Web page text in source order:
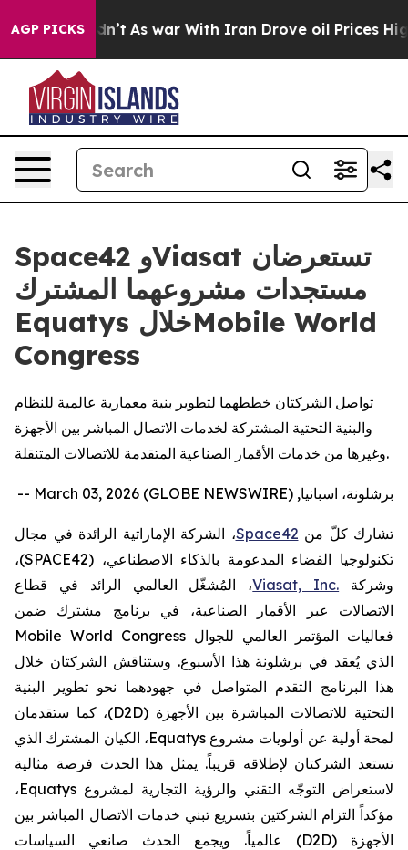
AGP PICKS
Didn’t As war With Iran Drove oil Prices Higher,
Space42 وViasat تستعرضان
مستجدات مشروعهما المشترك
Equatys خلالMobile World
Congress
تواصل الشركتان خططهما لتطوير بنية معمارية عالمية للنظام
والبنية التحتية المشتركة لخدمات الاتصال المباشر بين الأجهزة
وغيرها من خدمات الأقمار الصناعية المتقدمة للاتصالات المتنقلة.
برشلونة، اسبانيا, March 03, 2026 (GLOBE NEWSWIRE) --
تشارك كلّ من Space42، الشركة الإماراتية الرائدة في مجال
تكنولوجيا الفضاء المدعومة بالذكاء الاصطناعي، (SPACE42)،
وشركة Viasat, Inc.، المُشغّل العالمي الرائد في قطاع
الاتصالات عبر الأقمار الصناعية، في برنامج مشترك ضمن
فعاليات المؤتمر العالمي للجوال Mobile World Congress
الذي يُعقد في برشلونة هذا الأسبوع. وستناقش الشركتان خلال
هذا البرنامج التقدم المتواصل في جهودهما نحو تطوير البنية
التحتية للاتصالات المباشرة بين الأجهزة (D2D)،كما ستقدمان
لمحة أولية عن أولويات مشروعEquatys، الكيان المشترك الذي
تستعد الشركتان لإطلاقه قريباً. يمثل هذا الحدث فرصة مثالية
لاستعراض التوجّه التقني والرؤية التجارية لمشروع Equatys،
مؤكداً التزام الشركتين بتسريع تبني خدمات الاتصال المباشر بين
الأجهزة (D2D) عالمياً. ويجمع الحدث صانعي السياسات